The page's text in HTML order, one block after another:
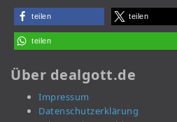
teilen teilen
teilen
Über dealgott.de
Impressum
Datenschutzerklärung